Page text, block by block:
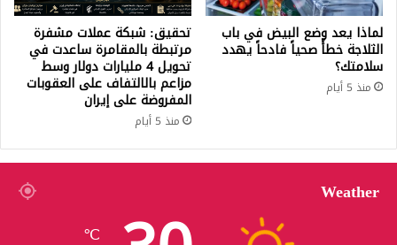
لماذا يعد وضع البيض في باب
الثلاجة خطأً صحياً فادحاً يهدد
سلامتك؟
منذ 5 أيام
تحقيق: شبكة عملات مشفرة
مرتبطة بالمقامرة ساعدت في
تحويل 4 مليارات دولار وسط
مزاعم بالالتفاف على العقوبات
المفروضة على إيران
منذ 5 أيام
Weather
℃